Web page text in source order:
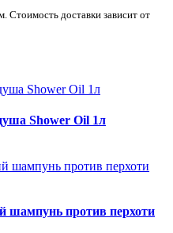
Стоимость доставки зависит от
Shower Oil 1л
против перхоти